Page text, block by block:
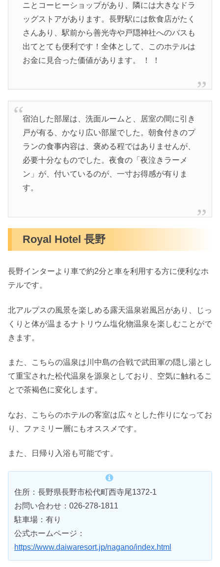
ニとコーヒーショップがあり、隣には大きなドラ
ッグストアがあります。長野駅には飲食店がたく
さんあり、駅前から善光寺や戸隠神社へのバスも
出てとても便利です！全体として、このホテルは
お金に見合った価値があります。 ！ ！
宿泊した部屋は、洗面ルームと、居室の間に引き
戸が有る、かなり広い部屋でした。朝食付きのプ
ランの食事内容は、褒める程ではありませんが、
必要十分なものでした。夜食の「夜泣きラーメ
ン」が、付いているのが、一寸お得感が有りま
す。
Royal Hotel 長野
長野インターより車で約2分と車を利用する方に便利なホ
テルです。
北アルプスの風景を楽しめる露天温泉岩風呂があり、じっ
くりと体が温まるナトリウム塩化物温泉を楽しむことがで
きます。
また、こちらの温泉は川中島の合戦で武田軍の隠し湯とし
て重宝された松代温泉を源泉としており、空気に触れるこ
とで茶褐色に変化します。
なお、こちらのホテルの客室は広々とした作りになってお
り、ファミリー層にもオススメです。
また、日帰り入浴も可能です。
住所：長野県長野市松代町西寺尾1372-1
お問い合わせ：026-278-1811
駐車場：有り
公式ホームページ：
https://www.daiwaresort.jp/nagano/index.html